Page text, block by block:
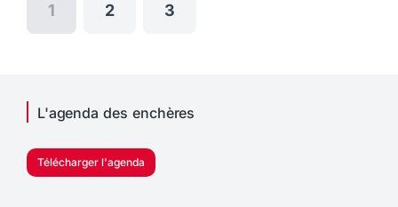
1 2 3
L'agenda des enchères
Télécharger l'agenda